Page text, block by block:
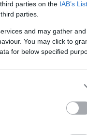
parties on the IAB’s
parties.
and may gather
You may click to
for below specified
Figyelj
Keresés